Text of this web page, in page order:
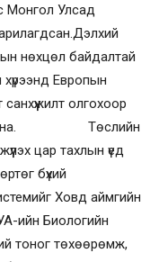
Монгол Улсад
нөхцөл байдалтай
Европын
олгохоор
байна. Төслийн
цар тахлын үед
бүхий
Ховд аймгийн
ийн Биологийн
тоног төхөөрөмж,